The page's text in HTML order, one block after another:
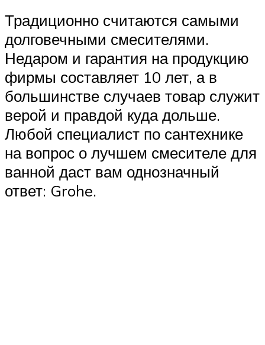
Традиционно считаются самыми
долговечными смесителями.
Недаром и гарантия на продукцию
фирмы составляет 10 лет, а в
большинстве случаев товар служит
верой и правдой куда дольше.
Любой специалист по сантехнике
на вопрос о лучшем смесителе для
ванной даст вам однозначный
ответ: Grohe.